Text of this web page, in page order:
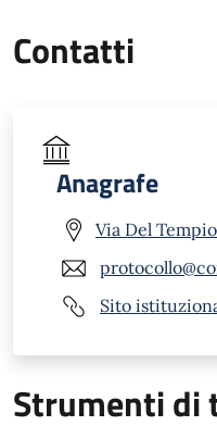
Contatti
Anagrafe
Via Del
Sito
Strumenti di